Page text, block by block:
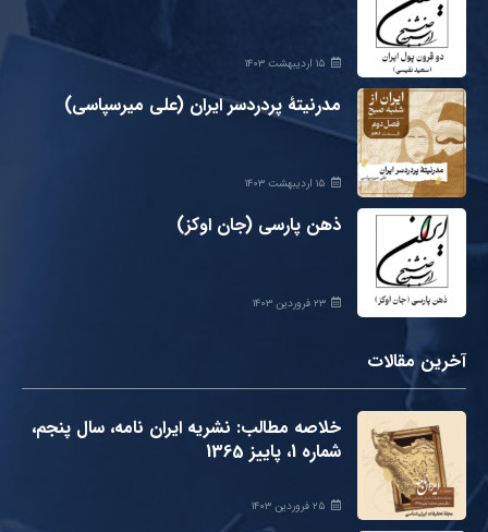
۱۵ اردیبهشت ۱۴۰۳
مدرنیتۀ پردردسر ایران (علی میرسپاسی)
۱۵ اردیبهشت ۱۴۰۳
ذهن پارسی (جان اوکز)
۲۳ فروردین ۱۴۰۳
آخرین مقالات
خلاصه مطالب: نشریه ایران نامه، سال پنجم،
شماره 1، پاییز 1365
۲۵ فروردین ۱۴۰۳